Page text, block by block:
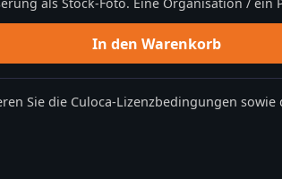
In den Warenkorb
Sie die Culoca-Lizenzbedingungen sowie